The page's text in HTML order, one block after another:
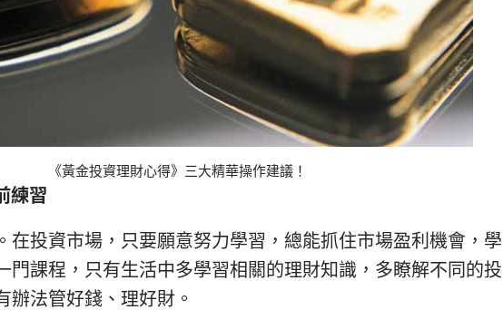
《黃金投資理財心得》三大精華操作建議！
練習
在投資市場，只要願意努力學習，總能抓住市場盈利機會，學
門課程，只有生活中多學習相關的理財知識，多瞭解不同的投
辦法管好錢、理好財。